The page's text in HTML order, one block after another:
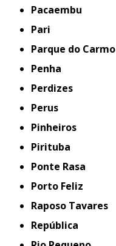
Pacaembu
Pari
Parque do Carmo
Penha
Perdizes
Perus
Pinheiros
Pirituba
Ponte Rasa
Porto Feliz
Raposo Tavares
República